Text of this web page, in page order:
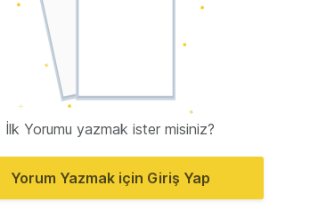
İlk Yorumu yazmak ister misiniz?
Yorum Yazmak için Giriş Yap